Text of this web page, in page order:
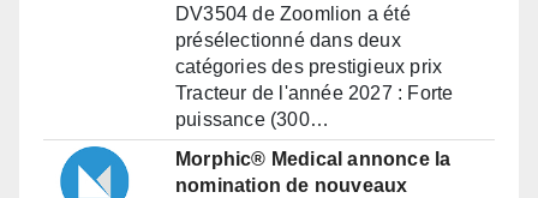
DV3504 de Zoomlion a été
présélectionné dans deux
catégories des prestigieux prix
Tracteur de l'année 2027 : Forte
puissance (300…
Morphic® Medical annonce la
nomination de nouveaux